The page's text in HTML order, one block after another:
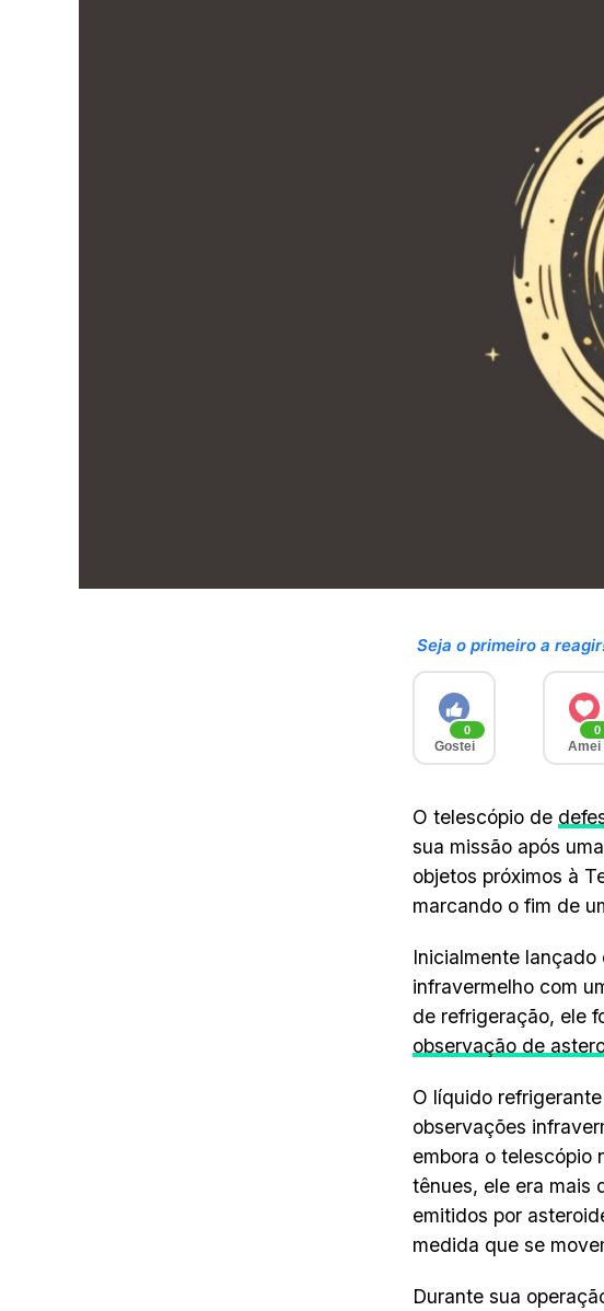
Seja o primeiro a
0
Gostei
0
Amei
O telescópio de
sua missão após
objetos próximos à
marcando o fim de
Inicialmente lançado
infravermelho com
de refrigeração, ele
observação de
O líquido
observações
embora o telescópio
tênues, ele era mais
emitidos por
medida que se
Durante sua